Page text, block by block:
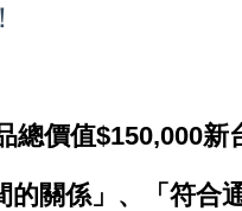
總價值$150,000新
關係」、「符合